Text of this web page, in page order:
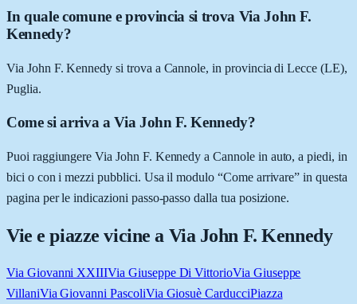
In quale comune e provincia si trova Via John F.
Kennedy?
Via John F. Kennedy si trova a Cannole, in provincia di Lecce (LE),
Puglia.
Come si arriva a Via John F. Kennedy?
Puoi raggiungere Via John F. Kennedy a Cannole in auto, a piedi, in
bici o con i mezzi pubblici. Usa il modulo “Come arrivare” in questa
pagina per le indicazioni passo-passo dalla tua posizione.
Vie e piazze vicine a Via John F. Kennedy
Via Giovanni XXIIIVia Giuseppe Di VittorioVia Giuseppe
VillaniVia Giovanni PascoliVia Giosuè CarducciPiazza